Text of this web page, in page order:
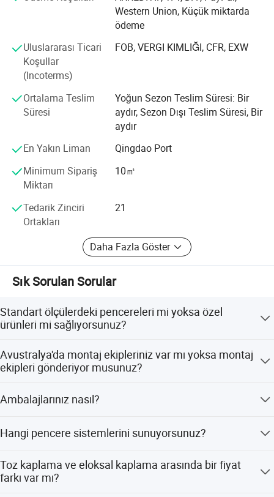
ürünlerimizin çağdaş bina standartlarına uygun olmasını
sağlıyoruz. Kalite yönetim sistemimiz GB/T 19001-2000
ile uyumlu olup CE, AAMA, BSCI, RoSH ve REACH'e
sahibiz...
Dürüstlük, ekip çalışması ve yenilik ilkeleri işimizin her
unsuru için işimize kazınmıştır.
Western Union, Küçük miktarda
ödeme
Uluslararası Ticari
Koşullar
(Incoterms)
FOB, VERGI KIMLIĞI, CFR, EXW
Ortalama Teslim
Süresi
Yoğun Sezon Teslim Süresi: Bir
aydır, Sezon Dışı Teslim Süresi, Bir
aydır
En Yakın Liman
Qingdao Port
Minimum Sipariş
Miktarı
10㎡
Tedarik Zinciri
Ortakları
21
Daha Fazla Göster
Sık Sorulan Sorular
Standart ölçülerdeki pencereleri mi yoksa özel
ürünleri mi sağlıyorsunuz?
distribütörlere sağlıyor ve aynı zamanda son kullanıcılar,
inşaat firmaları ve müteahhitler için özel ürünler de
Avustralya'da montaj ekipleriniz var mı yoksa montaj
ekipleri gönderiyor musunuz?
uygun alt çerçeveler öneriyoruz. Gerekirse, montaj
Ambalajlarınız nasıl?
herhangi bir şikayet almadık. İsteğiniz üzerine, güvenli
gönderebiliriz.
Hangi pencere sistemlerini sunuyorsunuz?
gereksinimlerine göre tasarlanmıştır ve farklı duvar
yapılarına uygun çözümler sunabilecek mühendislerimiz
Toz kaplama ve eloksal kaplama arasında bir fiyat
farkı var mı?